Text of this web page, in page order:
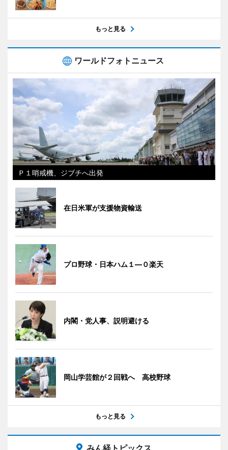
もっと見る
ワールドフォトニュース
Ｐ１哨戒機、ジブチへ出発
在日米軍が支援物資輸送
プロ野球・日本ハム１―０楽天
内閣・党人事、説明避ける
岡山学芸館が２回戦へ 高校野球
もっと見る